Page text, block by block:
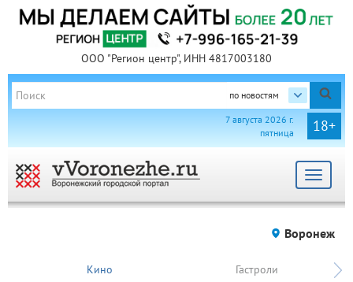
ООО "Регион центр", ИНН 4817003180
по новостям
18+
7 августа 2026 г.
пятница
Toggle
Воронеж
Кино Гастроли